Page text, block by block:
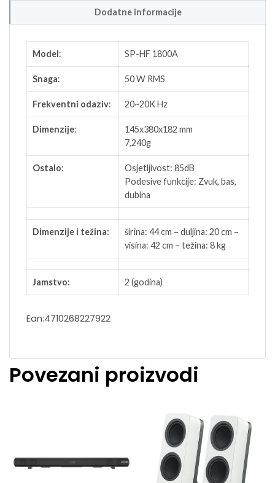
Dodatne informacije
Model: SP-HF 1800A
Snaga: 50 W RMS
Frekventni odaziv: 20~20K Hz
Dimenzije:
145x380x182 mm
7,240g
Ostalo:
Osjetljivost: 85dB
Podesive funkcije: Zvuk, bas,
dubina
Dimenzije i težina:
širina: 44 cm – duljina: 20 cm –
visina: 42 cm – težina: 8 kg
Jamstvo: 2 (godina)
Ean:4710268227922
Povezani proizvodi